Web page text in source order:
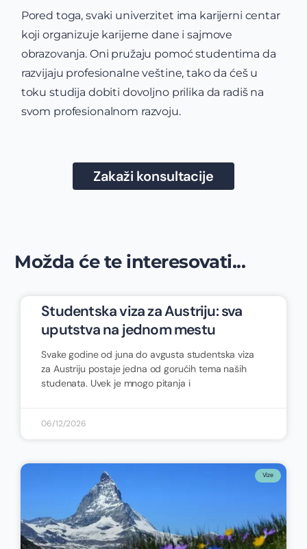
Pored toga, svaki univerzitet ima karijerni centar
koji organizuje karijerne dane i sajmove
obrazovanja. Oni pružaju pomoć studentima da
razvijaju profesionalne veštine, tako da ćeš u
toku studija dobiti dovoljno prilika da radiš na
svom profesionalnom razvoju.
Zakaži konsultacije
Možda će te interesovati...
Studentska viza za Austriju: sva
uputstva na jednom mestu
Svake godine od juna do avgusta studentska viza
za Austriju postaje jedna od gorućih tema naših
studenata. Uvek je mnogo pitanja i
06/12/2026
Vize